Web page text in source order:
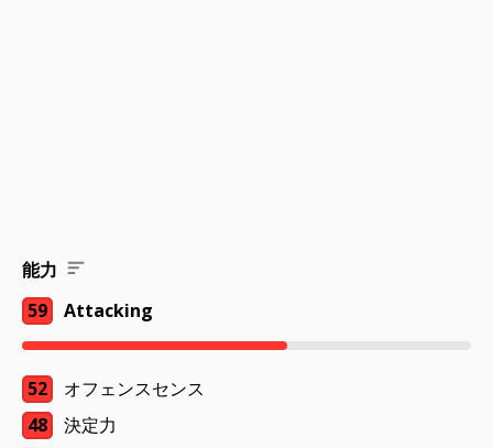
能力
59
Attacking
52
オフェンスセンス
48
決定力